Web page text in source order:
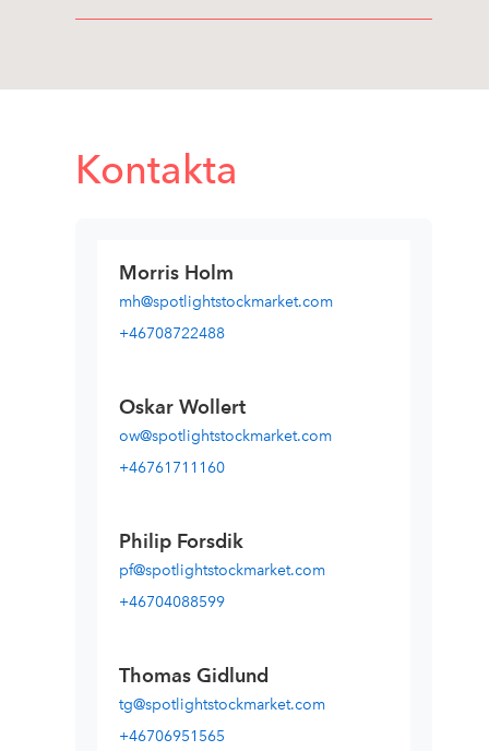
Kontakta
Morris Holm
mh@spotlightstockmarket.com
+46708722488
Oskar Wollert
ow@spotlightstockmarket.com
+46761711160
Philip Forsdik
pf@spotlightstockmarket.com
+46704088599
Thomas Gidlund
tg@spotlightstockmarket.com
+46706951565